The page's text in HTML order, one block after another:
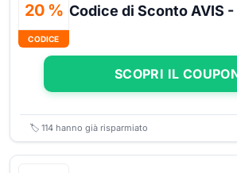
20 %
CODICE
Codice di Sconto AVIS
SCOPRI IL
🏷️ 114 hanno già risparmiato